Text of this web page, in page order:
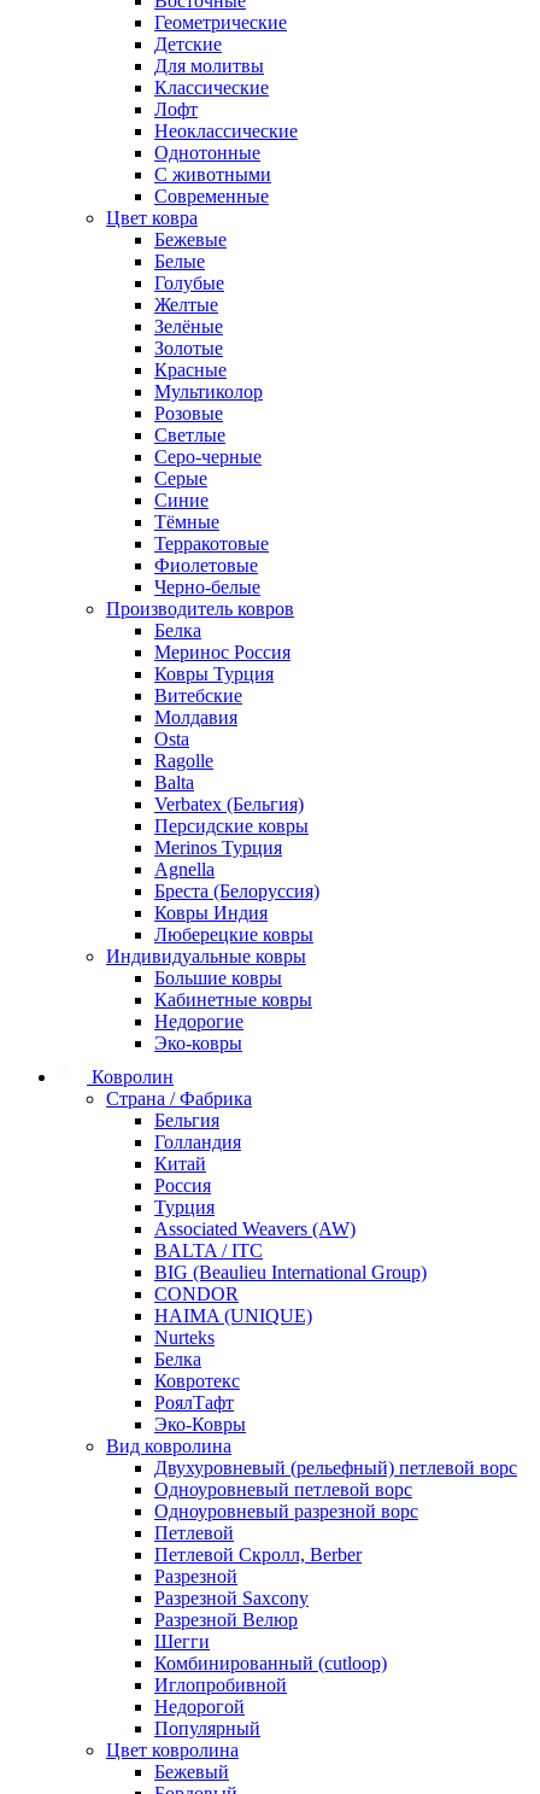
Геометрические
Детские
Для молитвы
Классические
Лофт
Неоклассические
Однотонные
С животными
Современные
Цвет ковра
Бежевые
Белые
Голубые
Желтые
Зелёные
Золотые
Красные
Мультиколор
Розовые
Светлые
Серо-черные
Серые
Синие
Тёмные
Терракотовые
Фиолетовые
Черно-белые
Производитель ковров
Белка
Меринос Россия
Ковры Турция
Витебские
Молдавия
Osta
Ragolle
Balta
Verbatex (Бельгия)
Персидские ковры
Merinos Турция
Agnella
Бреста (Белоруссия)
Ковры Индия
Люберецкие ковры
Индивидуальные ковры
Большие ковры
Кабинетные ковры
Недорогие
Эко-ковры
Ковролин
Страна / Фабрика
Бельгия
Голландия
Китай
Россия
Турция
Associated Weavers (AW)
BALTA / ITC
BIG (Beaulieu International Group)
CONDOR
HAIMA (UNIQUE)
Nurteks
Белка
Ковротекс
РоялТафт
Эко-Ковры
Вид ковролина
Двухуровневый (рельефный) петлевой ворс
Одноуровневый петлевой ворс
Одноуровневый разрезной ворс
Петлевой
Петлевой Скролл, Berber
Разрезной
Разрезной Saxcony
Разрезной Велюр
Шегги
Комбинированный (cutloop)
Иглопробивной
Недорогой
Популярный
Цвет ковролина
Бежевый